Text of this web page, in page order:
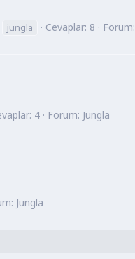
jungla Cevaplar: 8 Forum:
4 Forum: Jungla
Jungla